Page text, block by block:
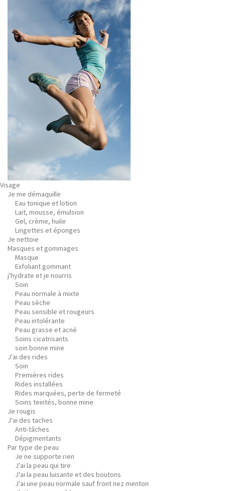
Visage
Je me démaquille
Eau tonique et lotion
Lait, mousse, émulsion
Gel, crème, huile
Lingettes et éponges
Je nettoie
Masques et gommages
Masque
Exfoliant gommant
j'hydrate et je nourris
Soin
Peau normale à mixte
Peau sèche
Peau sensible et rougeurs
Peau intolérante
Peau grasse et acné
Soins cicatrisants
soin bonne mine
J'ai des rides
Soin
Premières rides
Rides installées
Rides marquées, perte de fermeté
Soins teintés, bonne mine
Je rougis
J'ai des taches
Anti-tâches
Dépigmentants
Par type de peau
Je ne supporte rien
J'ai la peau qui tire
J'ai la peau luisante et des boutons
J'ai une peau normale sauf front nez menton